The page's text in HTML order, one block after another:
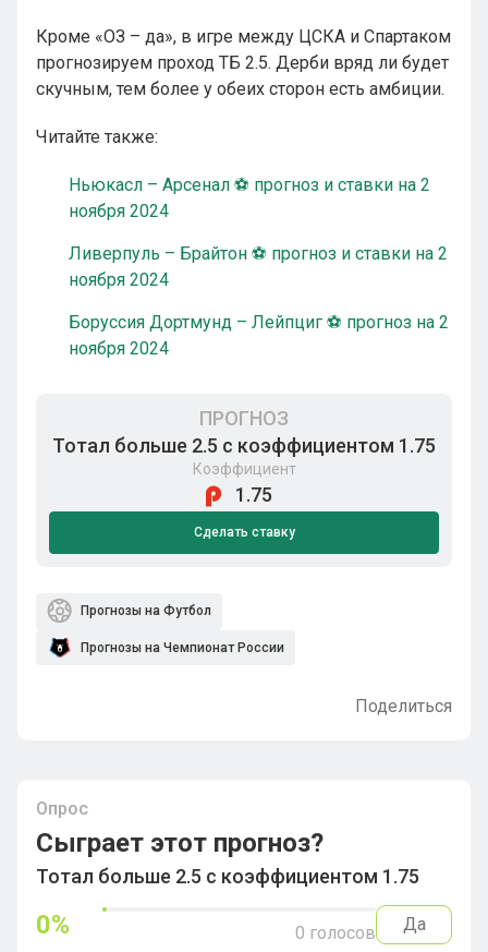
Кроме «ОЗ – да», в игре между ЦСКА и Спартаком
прогнозируем проход ТБ 2.5. Дерби вряд ли будет
скучным, тем более у обеих сторон есть амбиции.
Читайте также:
Ньюкасл – Арсенал ⚽ прогноз и ставки на 2
ноября 2024
Ливерпуль – Брайтон ⚽ прогноз и ставки на 2
ноября 2024
Боруссия Дортмунд – Лейпциг ⚽ прогноз на 2
ноября 2024
ПРОГНОЗ
Тотал больше 2.5 с коэффициентом 1.75
Коэффициент
1.75
Сделать ставку
Прогнозы на Футбол
Прогнозы на Чемпионат России
Поделиться
Опрос
Сыграет этот прогноз?
Тотал больше 2.5 с коэффициентом 1.75
0% 0 голосов Да